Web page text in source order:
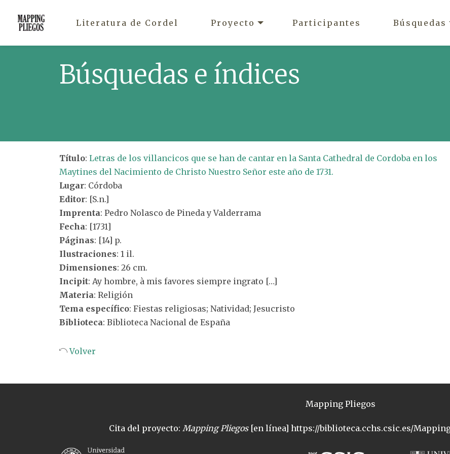
Literatura de Cordel Proyecto Participantes Búsquedas
Búsquedas e índices
Título: Letras de los villancicos que se han de cantar en la Santa Cathedral de Cordoba en los
Maytines del Nacimiento de Christo Nuestro Señor este año de 1731.
Lugar: Córdoba
Editor: [S.n.]
Imprenta: Pedro Nolasco de Pineda y Valderrama
Fecha: [1731]
Páginas: [14] p.
Ilustraciones: 1 il.
Dimensiones: 26 cm.
Incipit: Ay hombre, à mis favores siempre ingrato […]
Materia: Religión
Tema específico: Fiestas religiosas; Natividad; Jesucristo
Biblioteca: Biblioteca Nacional de España
Volver
Mapping Pliegos
Cita del proyecto: Mapping Pliegos[en línea] https://biblioteca.cchs.csic.es/